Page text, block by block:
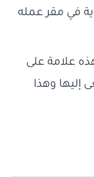
في مقر عمله
علامة على
إليها وهذا